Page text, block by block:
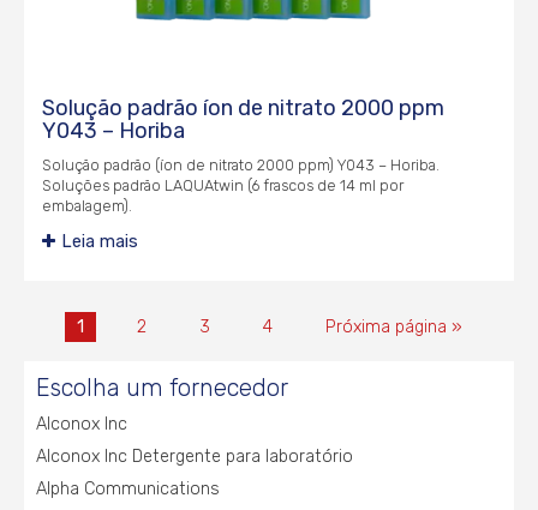
Solução padrão íon de nitrato 2000 ppm
Y043 – Horiba
Solução padrão (íon de nitrato 2000 ppm) Y043 – Horiba.
Soluções padrão LAQUAtwin (6 frascos de 14 ml por
embalagem).
Leia mais
1 2 3 4 Próxima página »
Escolha um fornecedor
Alconox Inc
Alconox Inc Detergente para laboratório
Alpha Communications